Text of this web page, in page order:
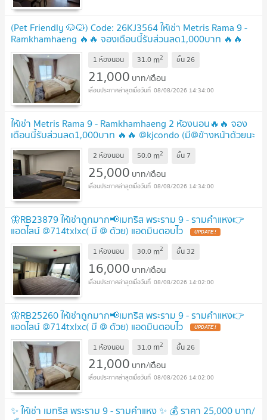
(Pet Friendly 🐶🐱) Code: 26KJ3564 ให้เช่า Metris Rama 9 -
Ramkhamhaeng 🔥🔥 จองเดือนนี้รับส่วนลด1,000บาท 🔥🔥
@kjcondo (มี@ข้างหน้าด้วยนะคะ)
1 ห้องนอน 31.0 m2 ชั้น26
21,000 บาท/เดือน
08/08/2026 14:34:00
ให้เช่า Metris Rama 9 - Ramkhamhaeng 2 ห้องนอน🔥🔥 จอง
เดือนนี้รับส่วนลด1,000บาท 🔥🔥 @kjcondo (มี@ข้างหน้าด้วยนะ
คะ) UPDATE !
2 ห้องนอน 50.0 m2 ชั้น 7
25,000 บาท/เดือน
08/08/2026 14:34:00
🦋RB23879 ให้เช่าถูกมาก📢เมทริส พระราม 9 - รามคำแหง👉
แอดไลน์ @714txlxc( มี @ ด้วย) แอดมินตอบไว UPDATE !
1 ห้องนอน 30.0 m2 ชั้น 32
16,000 บาท/เดือน
08/08/2026 14:02:00
🦋RB25260 ให้เช่าถูกมาก📢เมทริส พระราม 9 - รามคำแหง👉
แอดไลน์ @714txlxc( มี @ ด้วย) แอดมินตอบไว UPDATE !
1 ห้องนอน 31.0 m2 ชั้น26
21,000 บาท/เดือน
08/08/2026 14:02:00
✨ ให้เช่า เมทริส พระราม 9 - รามคำแหง ✨ 💰 ราคา 25,000 บาท/